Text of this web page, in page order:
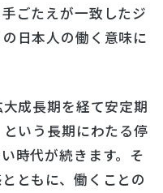
ごたえが一致したジ
日本人の働く意味に
成長期を経て安定期
いう長期にわたる停
時代が続きます。そ
ともに、働くことの